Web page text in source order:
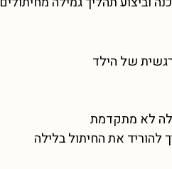
של הילד
לא מתקדמת
להוריד את החיתול בלילה